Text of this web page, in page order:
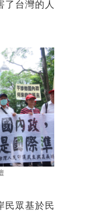
了台灣的人
民眾基於民